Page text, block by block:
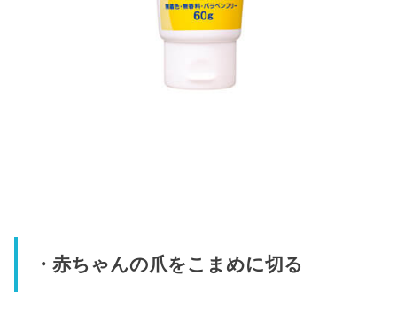
・赤ちゃんの爪をこまめに切る